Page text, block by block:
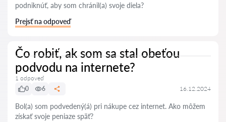
podniknúť, aby som chránil(a) svoje diela?
Prejsť na odpoveď
Čo robiť, ak som sa stal obeťou
podvodu na internete?
1 odpoveď
0
6 16.12.2024
Bol(a) som podvedený(á) pri nákupe cez internet. Ako môžem
získať svoje peniaze späť?